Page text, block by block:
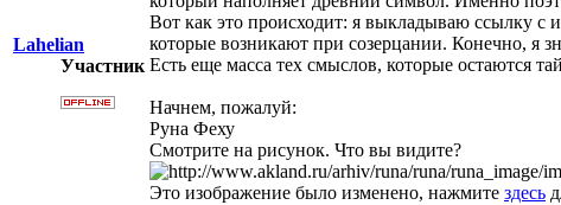
Lahelian
Участник
Вот как это происходит: я выкладываю ссылку с
которые возникают при созерцании. Конечно, я
Есть еще масса тех смыслов, которые остаются
Начнем, пожалуй:
Руна Феху
Смотрите на рисунок. Что вы видите?
Это изображение было изменено, нажмите здесь